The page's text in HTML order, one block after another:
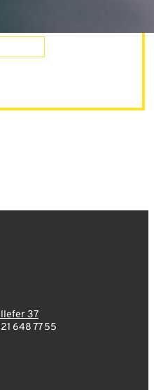
37
648 77 55